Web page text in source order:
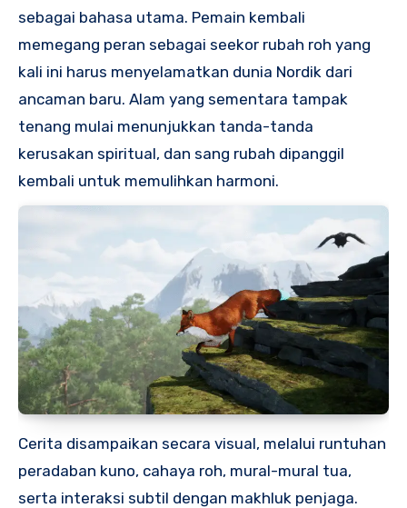
sebagai bahasa utama. Pemain kembali
memegang peran sebagai seekor rubah roh yang
kali ini harus menyelamatkan dunia Nordik dari
ancaman baru. Alam yang sementara tampak
tenang mulai menunjukkan tanda-tanda
kerusakan spiritual, dan sang rubah dipanggil
kembali untuk memulihkan harmoni.
Cerita disampaikan secara visual, melalui runtuhan
peradaban kuno, cahaya roh, mural-mural tua,
serta interaksi subtil dengan makhluk penjaga.